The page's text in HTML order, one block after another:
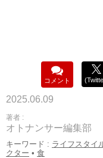
コメント
2025.06.09
著者 :
オトナンサー編集部
キーワード : ライフスタイ
クター • 食